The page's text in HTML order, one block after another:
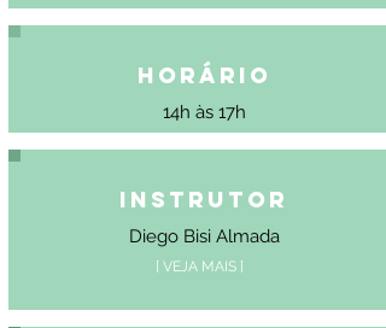
Horário
14h às 17h
Instrutor
Diego Bisi Almada
[ VEJA MAIS ]